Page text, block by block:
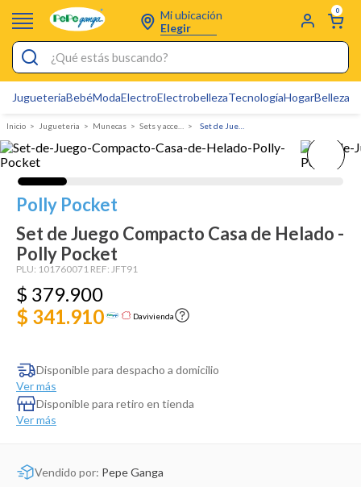
Mi ubicación
Elegir
0
¿Qué estás buscando?
JugueteriaBebéModaElectroElectrobellezaTecnologíaHogarBelleza
Jugueteria Munecas Sets y accesorios
Polly Pocket
Set de Juego Compacto Casa de Helado -
Polly Pocket
PLU: 101760071 REF: JFT91
$ 379.900
$ 341.910
Davivienda
Disponible para despacho a domicilio
Ver más
Disponible para retiro en tienda
Ver más
Vendido por: Pepe Ganga
Pijamas
Electro
Figuras Toy Story
Carters
Silla Mecedora Bebé
Cartas Pokemon
Dinosaurio Juguete